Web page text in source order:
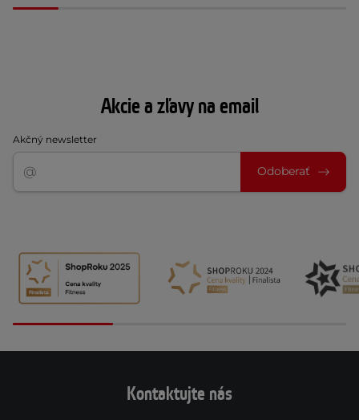
Akcie a zľavy na email
Akčný newsletter
Odoberať
Kontaktujte nás